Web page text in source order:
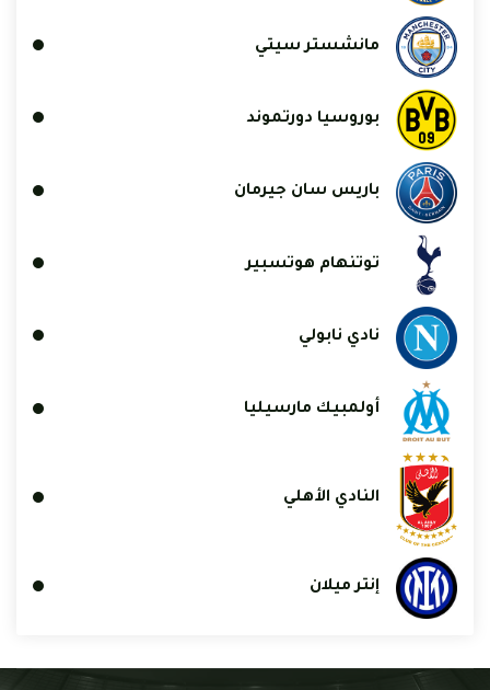
مانشستر سيتي
بوروسيا دورتموند
باريس سان جيرمان
توتنهام هوتسبير
نادي نابولي
أولمبيك مارسيليا
النادي الأهلي
إنتر ميلان